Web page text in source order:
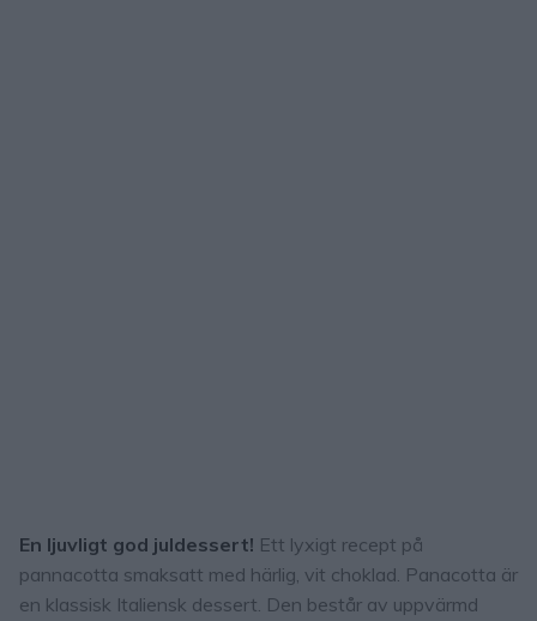
En ljuvligt god juldessert! Ett lyxigt recept på
pannacotta smaksatt med härlig, vit choklad. Panacotta är
en klassisk Italiensk dessert. Den består av uppvärmd